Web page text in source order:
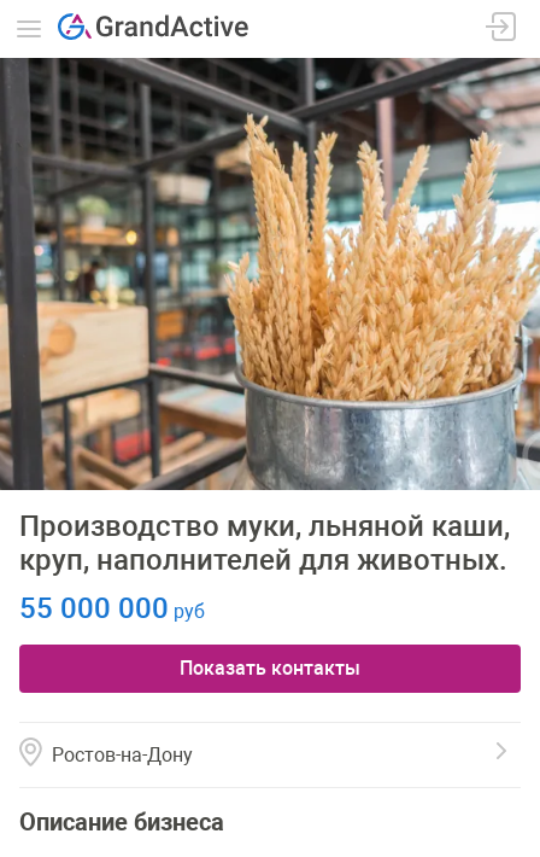
Производство муки, льняной каши,
круп, наполнителей для животных.
55 000 000 руб
Показать контакты
Ростов-на-Дону
Описание бизнеса